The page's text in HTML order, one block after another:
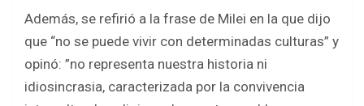
Además, se refirió a la frase de Milei en la que dijo
que “no se puede vivir con determinadas culturas” y
opinó: ”no representa nuestra historia ni
idiosincrasia, caracterizada por la convivencia